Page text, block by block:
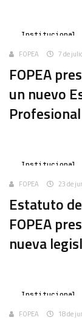
Institucional
FOPEA 7 de
FOPEA
un nuevo
Profesional
Institucional
FOPEA 23 de
Estatuto
FOPEA
nueva
Institucional
FOPEA 18 de